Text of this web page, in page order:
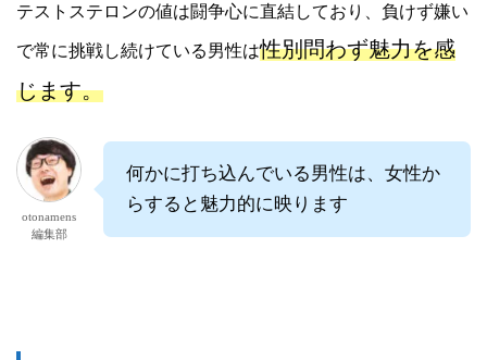
テストステロンの値は闘争心に直結しており、負けず嫌い
で常に挑戦し続けている男性は性別問わず魅力を感
じます。
otonamens
編集部
何かに打ち込んでいる男性は、女性か
らすると魅力的に映ります